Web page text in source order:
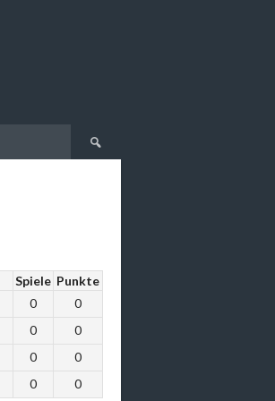
Suche
nach:
Spiele Punkte
0
0
0
0
0
0
0
0